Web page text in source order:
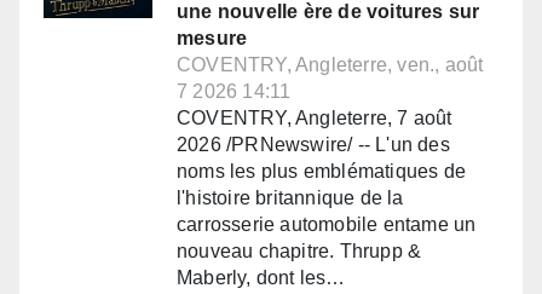
une nouvelle ère de voitures sur
mesure
COVENTRY, Angleterre, ven., août
7 2026 14:11
COVENTRY, Angleterre, 7 août
2026 /PRNewswire/ -- L'un des
noms les plus emblématiques de
l'histoire britannique de la
carrosserie automobile entame un
nouveau chapitre. Thrupp &
Maberly, dont les…